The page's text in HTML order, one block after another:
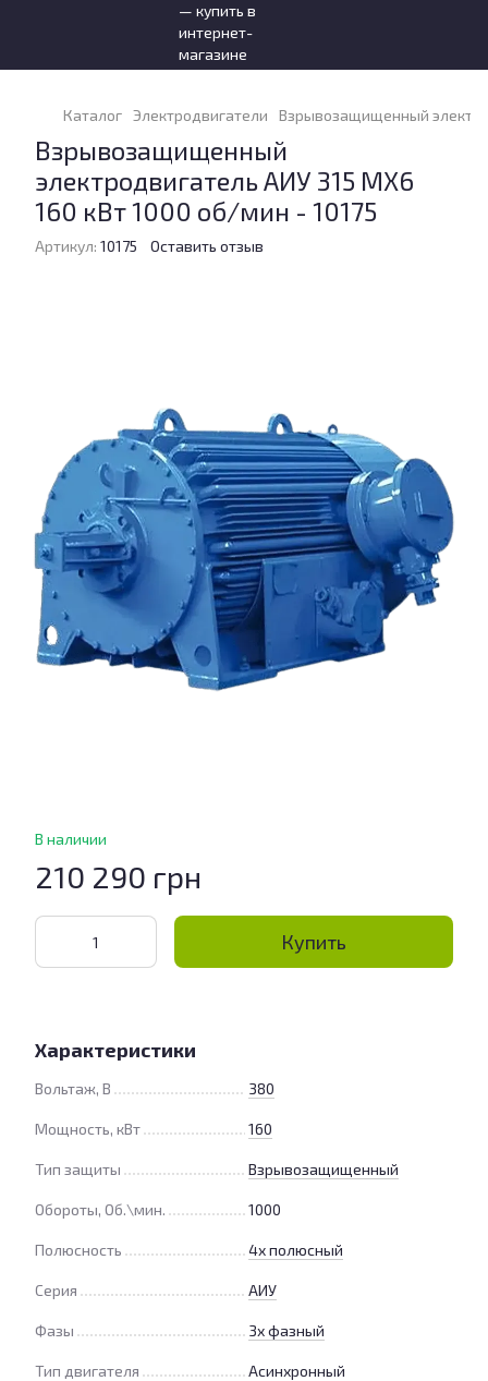
Каталог Электродвигатели Взрывозащищенный
Взрывозащищенный
электродвигатель АИУ 315 МХ6
160 кВт 1000 об/мин - 10175
Артикул: 10175 Оставить отзыв
В наличии
210 290 грн
Купить
Характеристики
Вольтаж, В 380
Мощность, кВт 160
Тип защиты Взрывозащищенный
Обороты, Об.\мин. 1000
Полюсность 4х полюсный
Серия АИУ
Фазы 3х фазный
Тип двигателя Асинхронный